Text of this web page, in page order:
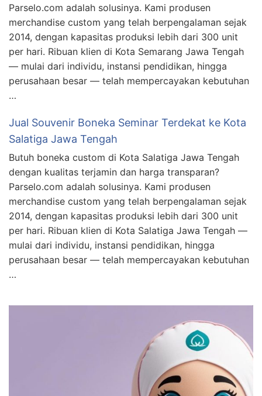
Parselo.com adalah solusinya. Kami produsen
merchandise custom yang telah berpengalaman sejak
2014, dengan kapasitas produksi lebih dari 300 unit
per hari. Ribuan klien di Kota Semarang Jawa Tengah
— mulai dari individu, instansi pendidikan, hingga
perusahaan besar — telah mempercayakan kebutuhan
…
Jual Souvenir Boneka Seminar Terdekat ke Kota
Salatiga Jawa Tengah
Butuh boneka custom di Kota Salatiga Jawa Tengah
dengan kualitas terjamin dan harga transparan?
Parselo.com adalah solusinya. Kami produsen
merchandise custom yang telah berpengalaman sejak
2014, dengan kapasitas produksi lebih dari 300 unit
per hari. Ribuan klien di Kota Salatiga Jawa Tengah —
mulai dari individu, instansi pendidikan, hingga
perusahaan besar — telah mempercayakan kebutuhan
…